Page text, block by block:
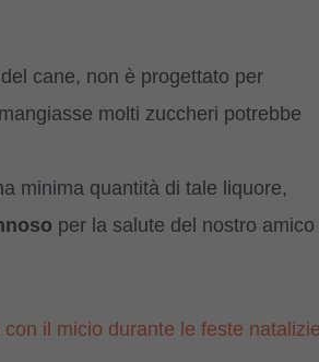
cane, non è progettato per
molti zuccheri potrebbe
minima quantità di tale liquore,
per la salute del nostro amico
il micio durante le feste